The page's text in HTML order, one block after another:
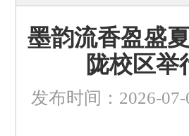
墨韵流香盈盛
陇校区举
发布时间：2026-07-